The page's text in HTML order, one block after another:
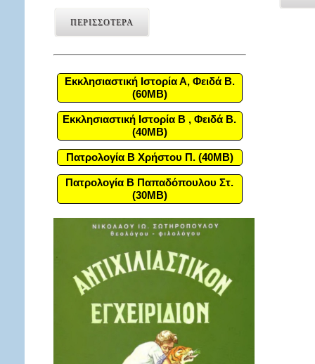
ΠΕΡΙΣΣΟΤΕΡΑ
Εκκλησιαστική Ιστορία Α, Φειδά Β.
(60MB)
Εκκλησιαστική Ιστορία Β , Φειδά Β.
(40MB)
Πατρολογία Β Χρήστου Π. (40MB)
Πατρολογία Β Παπαδόπουλου Στ.
(30MB)